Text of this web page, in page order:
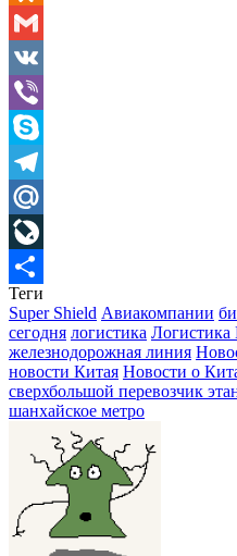
Odnoklassniki
Gmail
VK
Viber
Skype
Telegram
Mail.Ru
LiveJournal
Отправить
Теги
Super Shield Авиакомпании
сегодня логистика Логистика
железнодорожная линия
новости Китая Новости о
сверхбольшой перевозчик
шанхайское метро